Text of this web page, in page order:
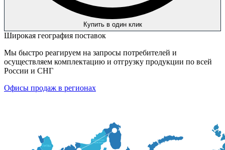
Купить в один клик
Широкая география поставок
Мы быстро реагируем на запросы потребителей и
осуществляем комплектацию и отгрузку продукции по всей
России и СНГ
Офисы продаж в регионах